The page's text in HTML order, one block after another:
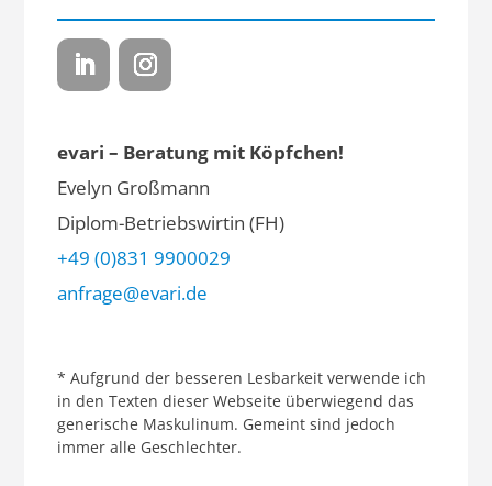
evari – Beratung mit Köpfchen!
Evelyn Großmann
Diplom-Betriebswirtin (FH)
+49 (0)831 9900029
anfrage@evari.de
* Aufgrund der besseren Lesbarkeit verwende ich
in den Texten dieser Webseite überwiegend das
generische Maskulinum. Gemeint sind jedoch
immer alle Geschlechter.